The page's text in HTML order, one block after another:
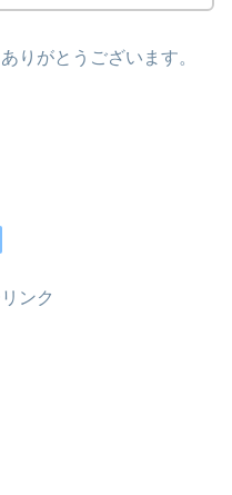
りがとうございます。
ンク